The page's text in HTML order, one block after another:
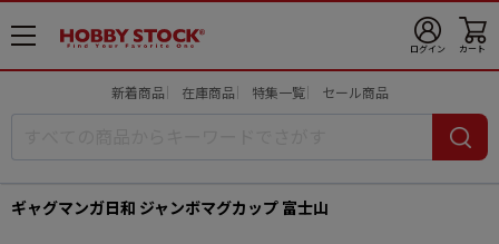
メ
ニ
ログイン カート
新着商品 在庫商品 特集一覧 セール商品
ギャグマンガ日和 ジャンボマグカップ 富士山